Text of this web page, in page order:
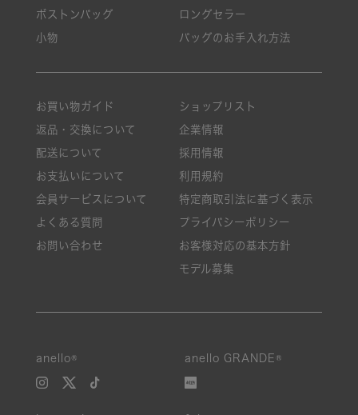
ボストンバッグ
小物
ロングセラー
バッグのお手入れ方法
お買い物ガイド
返品・交換について
配送について
お支払いについて
会員サービスについて
よくある質問
お問い合わせ
ショップリスト
企業情報
採用情報
利用規約
特定商取引法に基づく表示
プライバシーポリシー
お客様対応の基本方針
モデル募集
anello® anello GRANDE®